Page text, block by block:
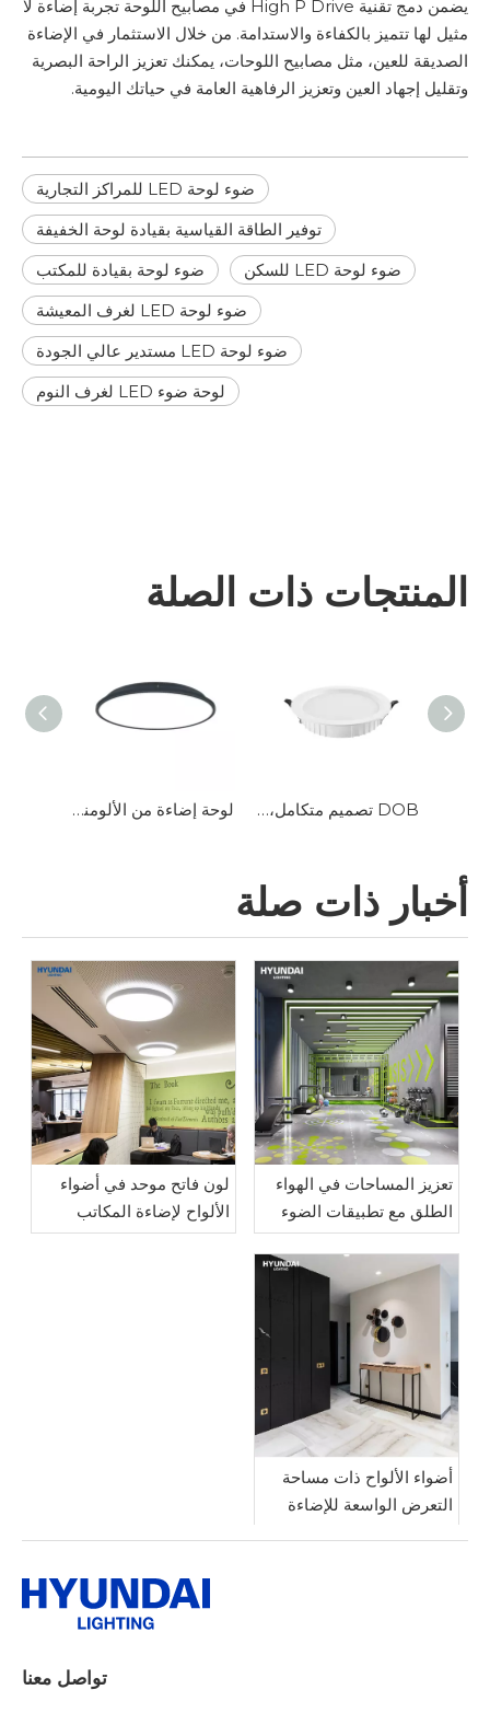
يضمن دمج تقنية High P Drive في مصابيح اللوحة تجربة إضاءة لا
مثيل لها تتميز بالكفاءة والاستدامة. من خلال الاستثمار في الإضاءة
الصديقة للعين، مثل مصابيح اللوحات، يمكنك تعزيز الراحة البصرية
وتقليل إجهاد العين وتعزيز الرفاهية العامة في حياتك اليومية.
ضوء لوحة LED للمراكز التجارية
توفير الطاقة القياسية بقيادة لوحة الخفيفة
ضوء لوحة بقيادة للمكتب
ضوء لوحة LED للسكن
ضوء لوحة LED لغرف المعيشة
ضوء لوحة LED مستدير عالي الجودة
لوحة ضوء LED لغرف النوم
المنتجات ذات الصلة
لوحة إضاءة من الألومنيوم، يمكن اختيار مجموعة متنوعة من الأحجام، اقتصادية وعملية DOB تصميم متكامل، محرك خارجي، واثنين من أضواء لوحة المخطط
أخبار ذات صلة
تعزيز المساحات في الهواء
الطلق مع تطبيقات الضوء
لأسفل من أجل السلامة
والأجواء
لون فاتح موحد في أضواء
الألواح لإضاءة المكاتب
المحسنة
أضواء الألواح ذات مساحة
التعرض الواسعة للإضاءة
تواصل معنا